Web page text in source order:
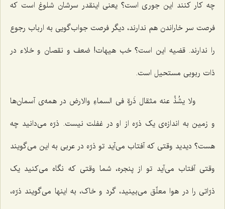
چه کار کنند این جوری است؟ یعنی اینقدر سرشان شلوغ است که
فرصت سر خاراندن هم ندارند، دیگر فرصت جواب‌گویی به ارباب رجوع
را ندارند. قضیه این است؟ خب هیهات! ضعف و نقصان و خلاء در
ذات ربوبی مستحیل است.
ولا یشُذَّ عنه مثقال ذَرةٍ فى السماءِ والارض‌ در همه‌ی آسمان‌ها
و زمین به اندازه‌ی یک ذرّه از او در غفلت نیست. ذرّه می‌دانید چه
هست؟ دیدید وقتی که آفتاب می‌آید تو ذرّه در عربی به این می‌گویند
وقتی آفتاب می‌آید تو از پنجره، شما وقتی که نگاه می‌کنید یک
ذرّاتی را در هوا معلّق می‌بینید، گرد و خاک، به اینها می‌گویند ذرّه،